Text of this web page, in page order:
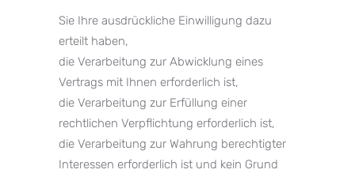
Sie Ihre ausdrückliche Einwilligung dazu
erteilt haben,
die Verarbeitung zur Abwicklung eines
Vertrags mit Ihnen erforderlich ist,
die Verarbeitung zur Erfüllung einer
rechtlichen Verpflichtung erforderlich ist,
die Verarbeitung zur Wahrung berechtigter
Interessen erforderlich ist und kein Grund